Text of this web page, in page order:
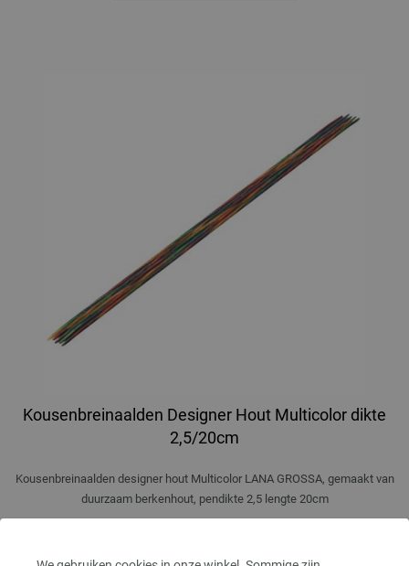
Kousenbreinaalden Designer Hout Multicolor dikte
2,5/20cm
Kousenbreinaalden designer hout Multicolor LANA GROSSA, gemaakt van
duurzaam berkenhout, pendikte 2,5 lengte 20cm